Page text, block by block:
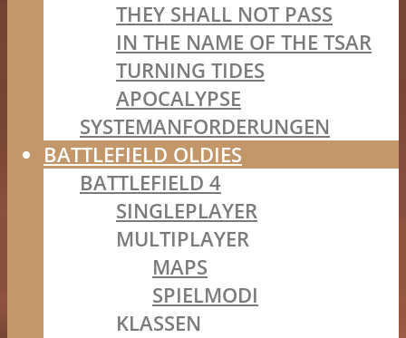
THEY SHALL NOT PASS
IN THE NAME OF THE TSAR
TURNING TIDES
APOCALYPSE
SYSTEMANFORDERUNGEN
BATTLEFIELD OLDIES
BATTLEFIELD 4
SINGLEPLAYER
MULTIPLAYER
MAPS
SPIELMODI
KLASSEN